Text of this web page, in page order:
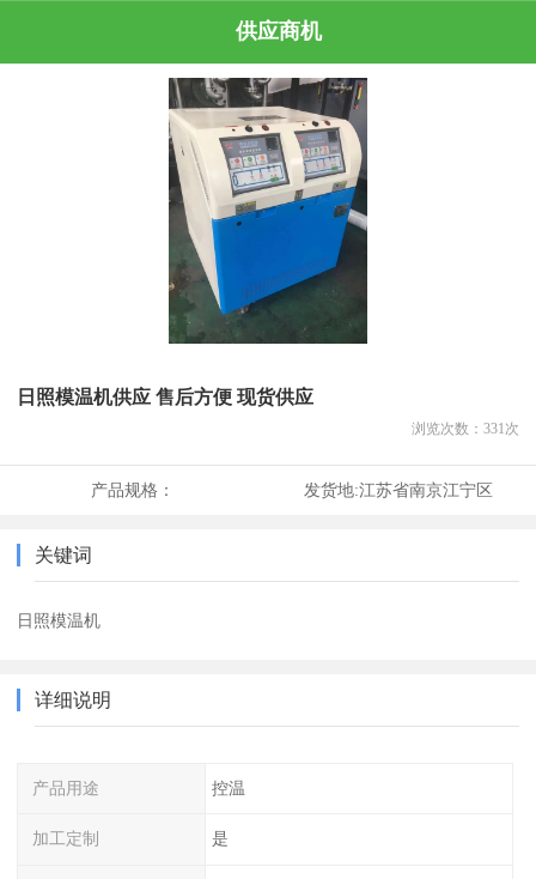
供应商机
日照模温机供应 售后方便 现货供应
浏览次数： 331 次
产品规格： 发货地:江苏省南京江宁区
关键词
日照模温机
详细说明
产品用途 控温
加工定制 是